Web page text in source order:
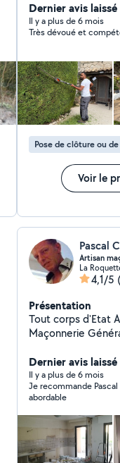
carrelage,
Dernier avis
Il y a plus de 6 mois
Très dévoué et
Pose de clôture ou
Voir le
Pascal
Artisan
4,1/5
Présentation
Tout corps d'Etat
Maçonnerie Générale intérieur et extérieur
Dernier avis
Il y a plus de 6 mois
Je recommande
abordable